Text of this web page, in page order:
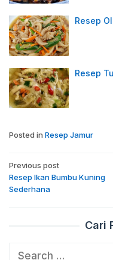
Resep
Resep
Posted in Resep Jamur
Post
navigation
Previous post
Resep Ikan Bumbu Kuning
Sederhana
Cari
Search